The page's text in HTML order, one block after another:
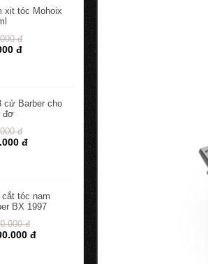
xịt tóc Mohoix
đ
đ
cử Barber cho
đơ
đ
đ
cắt tóc nam
BX 1997
đ
đ